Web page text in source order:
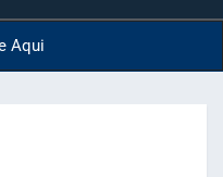
Aqui